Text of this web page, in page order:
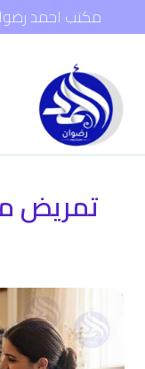
مكتب احمد
تمريض